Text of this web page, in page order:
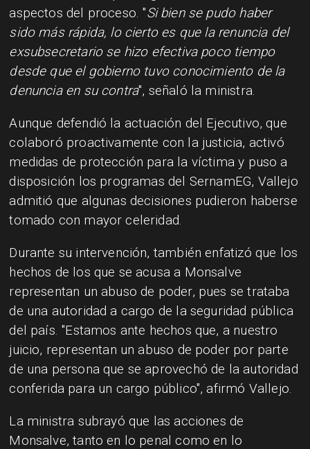
aspectos del proceso. "Si bien se pudo haber
sido más rápida, lo cierto es que la renuncia del
exsubsecretario se hizo efectiva poco tiempo
desde que el gobierno tuvo conocimiento de la
denuncia en su contra", señaló la ministra.
Aunque defendió la actuación del Ejecutivo, que
colaboró proactivamente con la justicia, activó
medidas de protección para la víctima y puso a
disposición los programas del SernamEG, Vallejo
admitió que algunas decisiones pudieron haberse
tomado con mayor celeridad.
Durante su intervención, también enfatizó que los
hechos de los que se acusa a Monsalve
representan un abuso de poder, pues se trataba
de una autoridad a cargo de la seguridad pública
del país. "Estamos ante hechos que, a nuestro
juicio, representan un abuso de poder por parte
de una persona que se aprovechó de la autoridad
conferida para un cargo público", afirmó Vallejo.
La ministra subrayó que las acciones de
Monsalve, tanto en lo penal como en lo